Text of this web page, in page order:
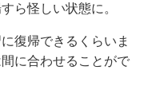
ら怪しい状態に。
復帰できるくらいま
に合わせることがで